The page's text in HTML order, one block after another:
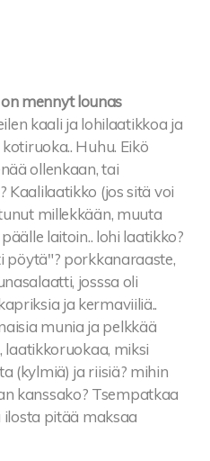
mennyt lounas
kaali ja lohilaatikkoa ja
Huhu. Eikö
ollenkaan, tai
Kaalilaatikko (jos sitä voi
millekkään, muuta
laitoin.. lohi laatikko?
pöytä"? porkkanaraaste,
josssa oli
ja kermaviiliä..
munia ja pelkkää
laatikkoruokaa, miksi
(kylmiä) ja riisiä? mihin
kanssako? Tsempatkaa
ilosta pitää maksaa